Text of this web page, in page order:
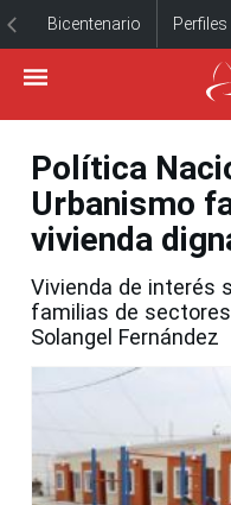
Bicentenario Perfiles
Política
Urbanismo
vivienda
Vivienda de interés
familias de
Solangel Fernández